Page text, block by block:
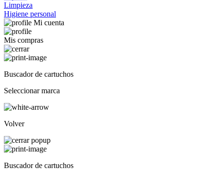
Limpieza
Higiene personal
Mi cuenta
Mis compras
Buscador de cartuchos
Seleccionar marca
Volver
Buscador de cartuchos